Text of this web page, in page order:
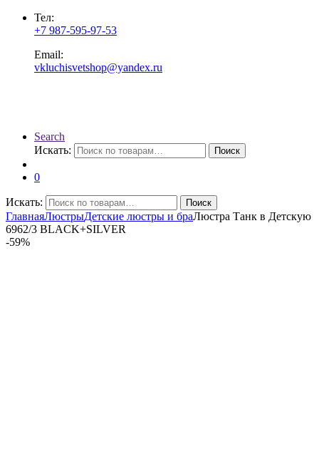
Тел:
+7 987-595-97-53
Email:
vkluchisvetshop@yandex.ru
Search
Искать:
Поиск
0
Искать: Поиск
ГлавнаяЛюстрыДетские люстры и браЛюстра Танк в Детскую
6962/3 BLACK+SILVER
-59%